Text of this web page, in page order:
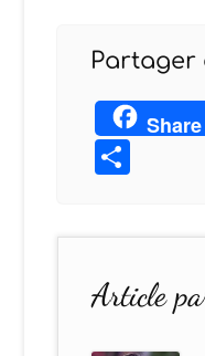
Partager
Share
Article